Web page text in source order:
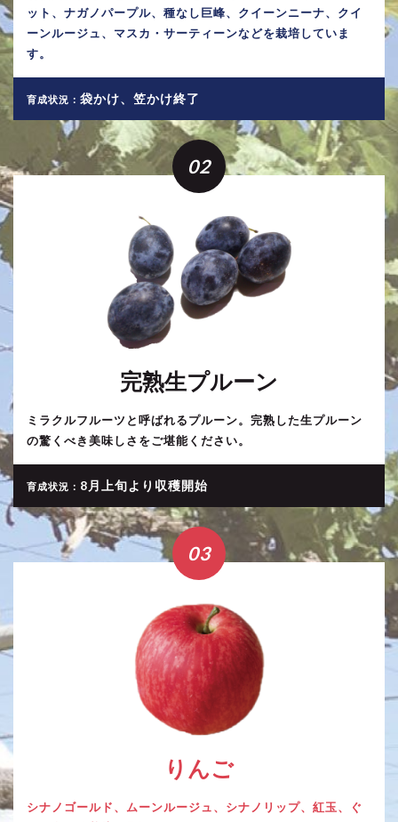
ット、ナガノパープル、種なし巨峰、クイーンニーナ、クイ
ーンルージュ、マスカ・サーティーンなどを栽培していま
す。
育成状況： 袋かけ、笠かけ終了
02
完熟生プルーン
ミラクルフルーツと呼ばれるプルーン。完熟した生プルーン
の驚くべき美味しさをご堪能ください。
育成状況： 8月上旬より収穫開始
03
りんご
シナノゴールド、ムーンルージュ、シナノリップ、紅玉、ぐ